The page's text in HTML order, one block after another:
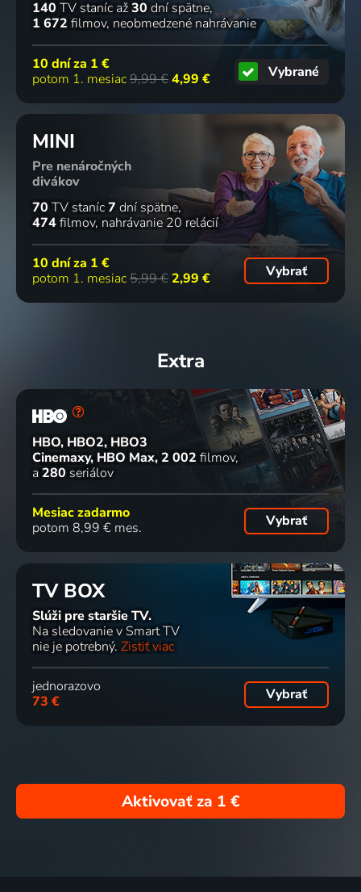
140 TV staníc až30 dní spätne
1 672 filmov neobmedzené nahrávanie
10 dní za 1 €
potom 1. mesiac9,99 €4,99 € Vybrané
MINI
Pre nenáročných
divákov
70 TV staníc7 dní spätne
474filmov nahrávanie 20 relácií
10 dní za 1 €
potom 1. mesiac5,99 € 2,99 € Vybrať
Extra
HBO, HBO2, HBO3
Cinemaxy, HBO Max 2 002 filmov
a 280 seriálov
Mesiac zadarmo
potom 8,99 € mes.
Vybrať
TV BOX
Slúži pre staršie TV.
Na sledovanie v Smart TV
nie je potrebný. Zistiť viac
jednorazovo
73 €
Vybrať
Aktivovať za 1 €